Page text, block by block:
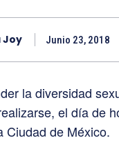
Joy Junio 23, 2018
la diversidad
el día de
Ciudad de México.